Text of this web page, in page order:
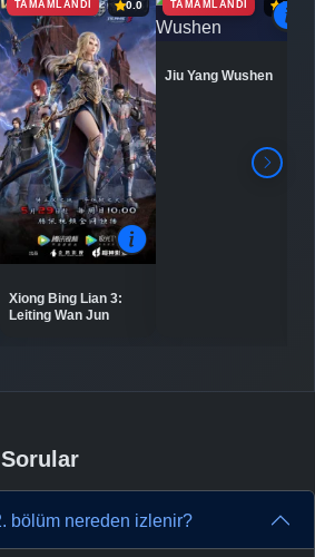
TAMAMLANDI 0.0
Xiong Bing Lian 3:
Leiting Wan Jun
TAMAMLANDI 6.9
Jiu Yang Wushen
bölüm nereden izlenir?